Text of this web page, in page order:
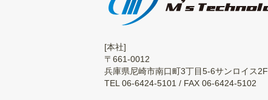
[本社]
〒661-0012
兵庫県尼崎市南口町3丁目5-6サンロイス2F
TEL 06-6424-5101 / FAX 06-6424-5102